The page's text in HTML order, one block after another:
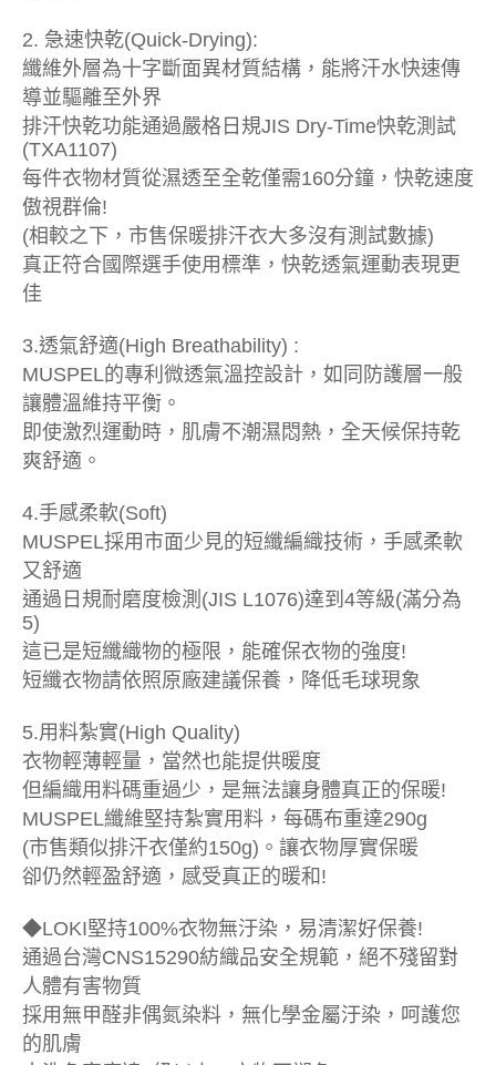
2. 急速快乾(Quick-Drying):
纖維外層為十字斷面異材質結構，能將汗水快速傳
導並驅離至外界
排汗快乾功能通過嚴格日規JIS Dry-Time快乾測試
(TXA1107)
每件衣物材質從濕透至全乾僅需160分鐘，快乾速度
傲視群倫!
(相較之下，市售保暖排汗衣大多沒有測試數據)
真正符合國際選手使用標準，快乾透氣運動表現更
佳
3.透氣舒適(High Breathability) :
MUSPEL的專利微透氣溫控設計，如同防護層一般
讓體溫維持平衡。
即使激烈運動時，肌膚不潮濕悶熱，全天候保持乾
爽舒適。
4.手感柔軟(Soft)
MUSPEL採用市面少見的短纖編織技術，手感柔軟
又舒適
通過日規耐磨度檢測(JIS L1076)達到4等級(滿分為
5)
這已是短纖織物的極限，能確保衣物的強度!
短纖衣物請依照原廠建議保養，降低毛球現象
5.用料紮實(High Quality)
衣物輕薄輕量，當然也能提供暖度
但編織用料碼重過少，是無法讓身體真正的保暖!
MUSPEL纖維堅持紮實用料，每碼布重達290g
(市售類似排汗衣僅約150g)。讓衣物厚實保暖
卻仍然輕盈舒適，感受真正的暖和!
◆LOKI堅持100%衣物無汙染，易清潔好保養!
通過台灣CNS15290紡織品安全規範，絕不殘留對
人體有害物質
採用無甲醛非偶氮染料，無化學金屬汙染，呵護您
的肌膚